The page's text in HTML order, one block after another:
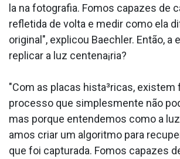
la na fotografia. Fomos capazes de
refletida de volta e medir como ela
original", explicou Baechler. Então, a
replicar a luz centena¡ria?
"Com as placas hista³ricas, existem
processo que simplesmente não
mas porque entendemos como a
amos criar um algoritmo para
que foi capturada. Fomos capazes